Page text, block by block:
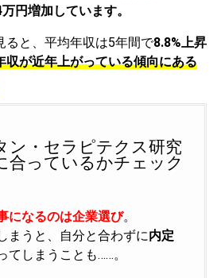
円増加しています。
ると、平均年収は5年間で8.8%上昇
収が近年上がっている傾向にある
ン・セラピテクス研究
合っているかチェック
になるのは企業選び。
まうと、自分と合わずに内定
てしまうことも……。